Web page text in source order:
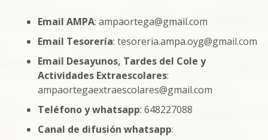
Email AMPA: ampaortega@gmail.com
Email Tesorería: tesoreria.ampa.oyg@gmail.com
Email Desayunos, Tardes del Cole y
Actividades Extraescolares:
ampaortegaextraescolares@gmail.com
Teléfono y whatsapp: 648227088
Canal de difusión whatsapp: